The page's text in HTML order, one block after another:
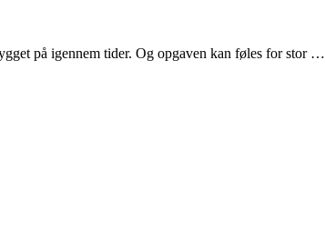
på igennem tider. Og opgaven kan føles for stor …